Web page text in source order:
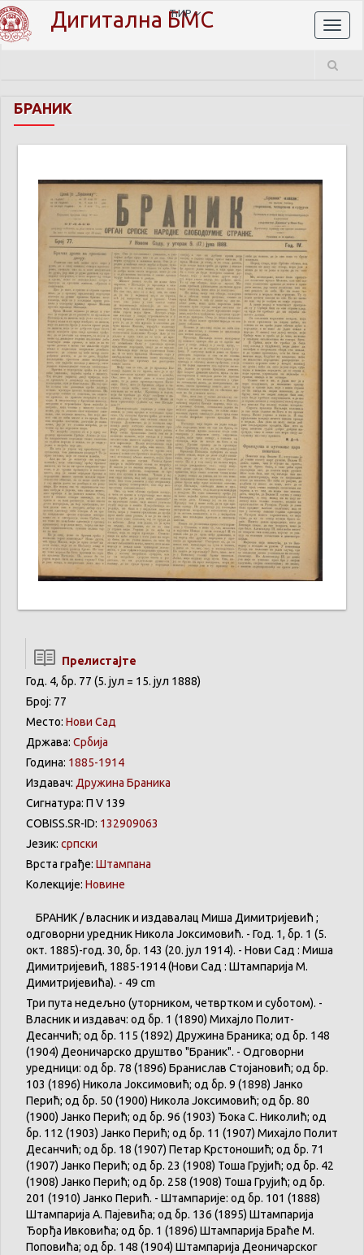
Дигитална БМС
ЋИР
БРАНИК
Прелистајте
Год. 4, бр. 77 (5. јул = 15. јул 1888)
Број: 77
Место: Нови Сад
Држава: Србија
Година: 1885-1914
Издавач: Дружина Браника
Сигнатура: П V 139
COBISS.SR-ID: 132909063
Језик: српски
Врста грађе: Штампана
Колекције: Новине
БРАНИК / власник и издавалац Миша Димитријевић ;
одговорни уредник Никола Јоксимовић. - Год. 1, бр. 1 (5.
окт. 1885)-год. 30, бр. 143 (20. јул 1914). - Нови Сад : Миша
Димитријевић, 1885-1914 (Нови Сад : Штампарија М.
Димитријевића). - 49 cm
Три пута недељно (уторником, четвртком и суботом). -
Власник и издавач: од бр. 1 (1890) Михајло Полит-
Десанчић; од бр. 115 (1892) Дружина Браника; од бр. 148
(1904) Деоничарско друштво "Браник". - Одговорни
уредници: од бр. 78 (1896) Бранислав Стојановић; од бр.
103 (1896) Никола Јоксимовић; од бр. 9 (1898) Јанко
Перић; од бр. 50 (1900) Никола Јоксимовић; од бр. 80
(1900) Јанко Перић; од бр. 96 (1903) Ђока С. Николић; од
бр. 112 (1903) Јанко Перић; од бр. 11 (1907) Михајло Полит
Десанчић; од бр. 18 (1907) Петар Крстоношић; од бр. 71
(1907) Јанко Перић; од бр. 23 (1908) Тоша Грујић; од бр. 42
(1908) Јанко Перић; од бр. 258 (1908) Тоша Грујић; од бр.
201 (1910) Јанко Перић. - Штампарије: од бр. 101 (1888)
Штампарија А. Пајевића; од бр. 136 (1895) Штампарија
Ђорђа Ивковића; од бр. 1 (1896) Штампарија Браће М.
Поповића; од бр. 148 (1904) Штампарија Деоничарског